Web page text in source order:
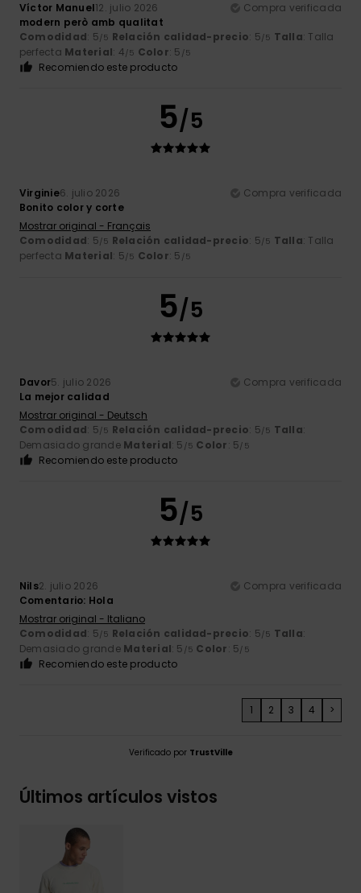
Víctor Manuel12. julio 2026
Compra verificada
modern però amb qualitat
Comodidad: 5/5 Relación calidad-precio: 5/5 Talla: Talla
perfecta Material: 4/5 Color: 5 /5
Recomiendo este producto
5/5
Virginie6. julio 2026
Compra verificada
Bonito color y corte
Mostrar original - Français
Comodidad: 5/5 Relación calidad-precio: 5/5 Talla: Talla
perfecta Material: 5/5 Color: 5 /5
5/5
Davor5. julio 2026
Compra verificada
La mejor calidad
Mostrar original - Deutsch
Comodidad: 5/5 Relación calidad-precio: 5/5 Talla:
Demasiado grande Material: 5 /5 Color: 5/5
Recomiendo este producto
5/5
Nils2. julio 2026
Compra verificada
Comentario: Hola
Mostrar original - Italiano
Comodidad: 5/5 Relación calidad-precio: 5/5 Talla:
Demasiado grande Material: 5 /5 Color: 5/5
Recomiendo este producto
1 2 3 4 >
Verificado por TrustVille
Últimos artículos vistos